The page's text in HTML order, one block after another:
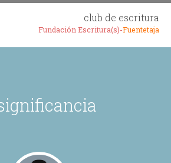
club de escritura
Fundación Escritura(s)-Fuentetaja